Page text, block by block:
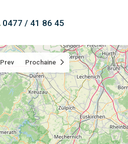
0477 / 41 86 45
Prev Prochaine